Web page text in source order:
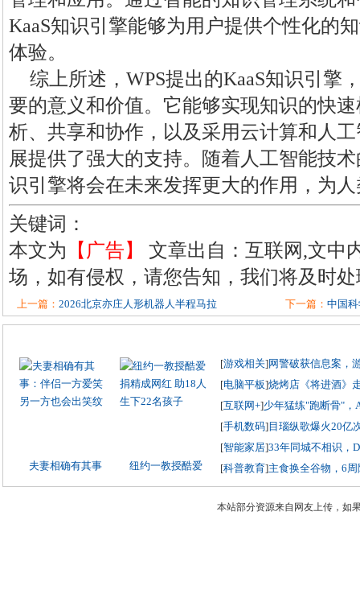
KaaS知识引擎能够为用户提供个性化的
体验。
综上所述，WPS提出的KaaS知识引擎
要的意义和价值。它能够实现知识的快
析、共享和协作，以及采用云计算和人
展提供了强大的支持。随着人工智能技
识引擎将会在未来发挥更大的作用，为
关键词：
本文为 【广告】
文章出自：互联网,文中
场，如有侵权，请您告知，我们将及时
上一篇： 2026北京亦庄人形机器人半程马拉 下一篇： 中国
夫妻相确有其事 纽约一教授酷爱
[游戏相关]网警破获信息案，
[电脑平板]烧烤店《将进酒》
[互联网+]少年猛练"跑断骨"，
[手机数码]目瑙纵歌爆火20亿
[智能家居]33年同城不相识，
[科普教育]主食换全谷物，6
本站部分资源来自网友上传，如